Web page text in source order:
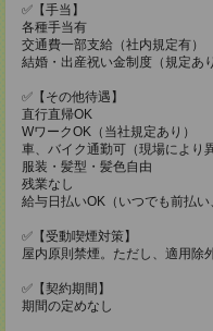
✅【手当】
各種手当有
交通費一部支給（社内規定有）
結婚・出産祝い金制度（規定あり
✅【その他待遇】
直行直帰OK
WワークOK（当社規定あり）
車、バイク通勤可（現場により
服装・髪型・髪色自由
残業なし
給与日払いOK（いつでも前払い
✅【受動喫煙対策】
屋内原則禁煙。ただし、適用除
✅【契約期間】
期間の定めなし